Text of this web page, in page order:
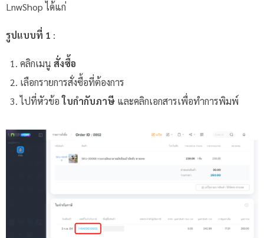
LnwShop ได้แก่
รูปแบบที่ 1 :
คลิกเมนู สั่งซื้อ
เลือกรายการสั่งซื้อที่ต้องการ
ไปที่หัวข้อใบกำกับภาษี และคลิกเอกสารเพื่อทำการพิมพ์